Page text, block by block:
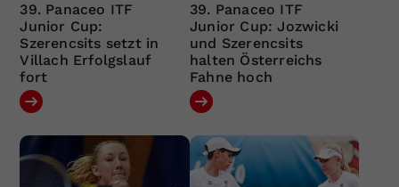
39. Panaceo ITF
Junior Cup:
Szerencsits setzt in
Villach Erfolgslauf
fort
39. Panaceo ITF
Junior Cup: Jozwicki
und Szerencsits
halten Österreichs
Fahne hoch